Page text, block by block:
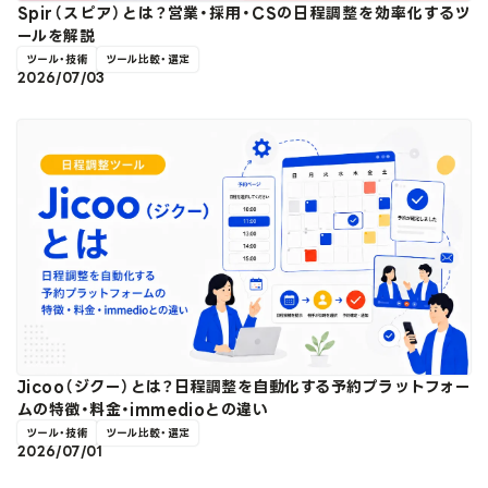
Spir（スピア）とは？営業・採用・CSの日程調整を効率化するツ
ールを解説
ツール・技術 ツール比較・選定
2026/07/03
Jicoo（ジクー）とは？日程調整を自動化する予約プラットフォー
ムの特徴・料金・immedioとの違い
ツール・技術 ツール比較・選定
2026/07/01